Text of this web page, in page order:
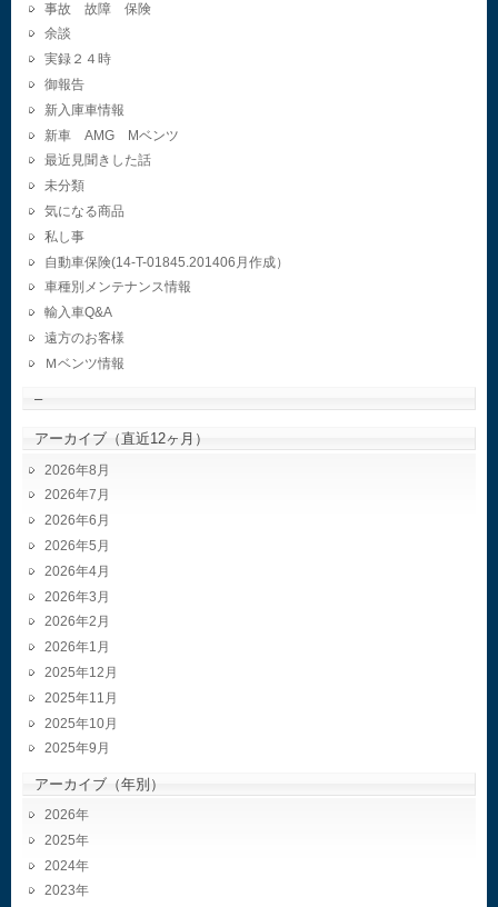
事故 故障 保険
余談
実録２４時
御報告
新入庫車情報
新車 AMG Mベンツ
最近見聞きした話
未分類
気になる商品
私し事
自動車保険(14-T-01845.201406月作成）
車種別メンテナンス情報
輸入車Q&A
遠方のお客様
Ｍベンツ情報
–
アーカイブ（直近12ヶ月）
2026年8月
2026年7月
2026年6月
2026年5月
2026年4月
2026年3月
2026年2月
2026年1月
2025年12月
2025年11月
2025年10月
2025年9月
アーカイブ（年別）
2026
2025
2024
2023